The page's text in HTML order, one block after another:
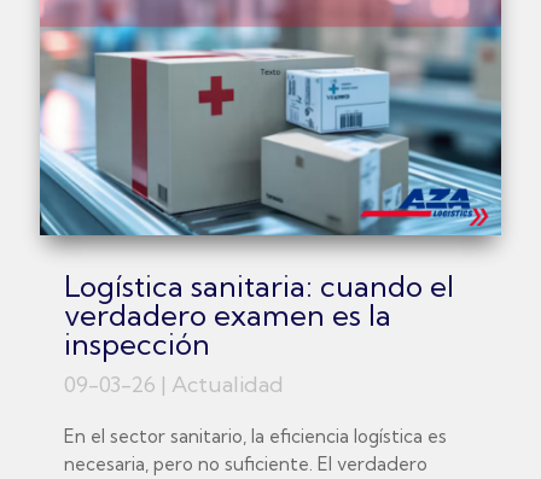
Logística sanitaria: cuando el
verdadero examen es la
inspección
09-03-26 | Actualidad
En el sector sanitario, la eficiencia logística es
necesaria, pero no suficiente. El verdadero